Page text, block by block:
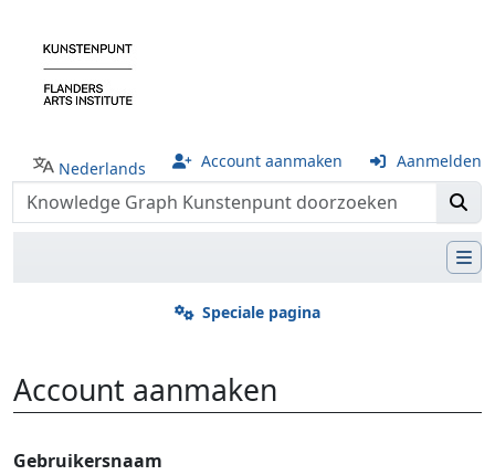
Nederlands Account aanmaken Aanmelden
Speciale pagina
Account aanmaken
Gebruikersnaam